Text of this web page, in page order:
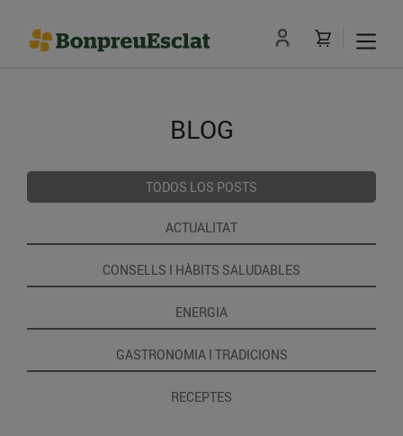
BLOG
TODOS LOS POSTS
ACTUALITAT
CONSELLS I HÀBITS SALUDABLES
ENERGIA
GASTRONOMIA I TRADICIONS
RECEPTES